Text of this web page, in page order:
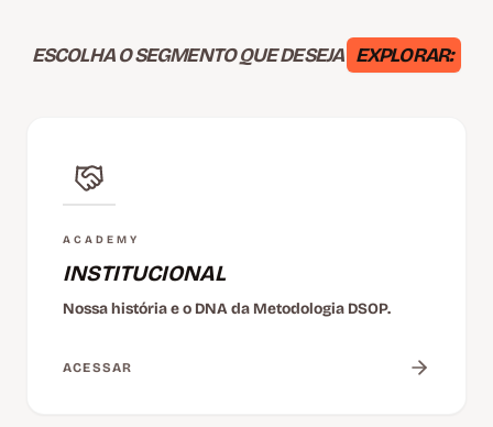
ESCOLHA O SEGMENTO QUE DESEJA EXPLORAR:
ACADEMY
INSTITUCIONAL
Nossa história e o DNA da Metodologia DSOP.
ACESSAR